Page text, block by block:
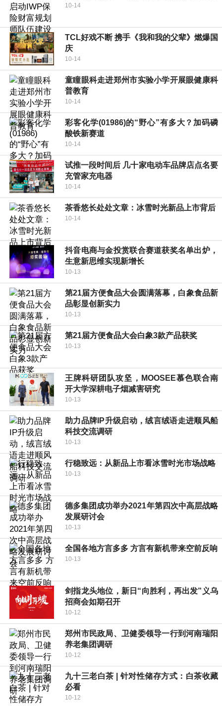
10-14
TCL好戏不断 携手《我和我的父辈》燃爆国
庆
10-14
童瞳眼科走进郑州市实验小学开展眼健康科
普教育
10-14
彩客化学(01986)的“野心”有多大？加码磷
酸铁新赛道
10-14
试推一段时间后 几十家电动车品牌店点名要
充管家充电器
10-14
茶香悠长处处文章：冰雪时光新品上市背后
10-14
抖音电商与金投赏联合赛道获奖名单出炉，
生意新思维实现新增长
10-13
第21届方便食品大会圆满落幕，白象食品新
品彰显创新实力
10-13
第21届方便食品大会白象3款产品获奖
10-13
王牌科研团队攻坚，MOOSEE慕色联合南
开大学深耕电子烟减害研究
10-13
助力品牌IP升级启动，绒言绒语走进顺风船
科技交流调研
10-13
行稳致远：从新品上市看冰雪时光市场战略
10-13
德多集团成功举办2021年第四次中高层战略
发展研讨会
10-13
全国各地方言多多 方言有新机带来空前反响
10-13
剑指龙头地位，新日“向胜利，再出发”义乌
招商会如期召开
10-12
郑州市民政局、卫健委领导一行到河南瑞阳
养老集团调研
10-12
九十三老白茶 | 针对性储存方式：白茶收藏
必看
10-12